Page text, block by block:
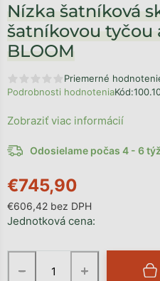
Nízka šatníková
šatníkovou tyčou
BLOOM
Priemerné
Podrobnosti hodnoteniaKód:
€745,90
€606,42 bez DPH
Jednotková cena:
Odosielame počas 4 - 6
+
−
Zobraziť viac informácií